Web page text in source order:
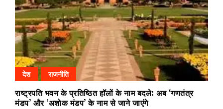
देश राजनीति
राष्ट्रपति भवन के प्रतिष्ठित हॉलों के नाम बदले: अब ‘गणतंत्र
मंडप’ और ‘अशोक मंडप’ के नाम से जाने जाएंगे